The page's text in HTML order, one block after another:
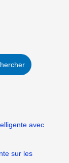
avec
sur les